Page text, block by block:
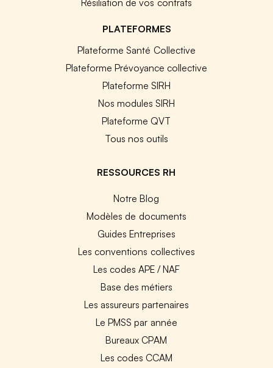
PLATEFORMES
Plateforme Santé Collective
Plateforme Prévoyance collective
Plateforme SIRH
Nos modules SIRH
Plateforme QVT
Tous nos outils
RESSOURCES RH
Notre Blog
Modèles de documents
Guides Entreprises
Les conventions collectives
Les codes APE / NAF
Base des métiers
Les assureurs partenaires
Le PMSS par année
Bureaux CPAM
Les codes CCAM